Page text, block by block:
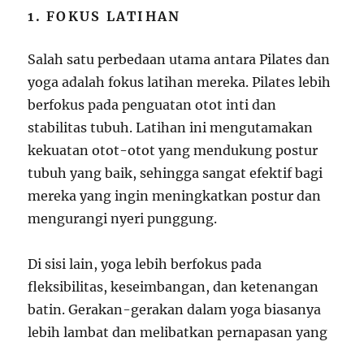
1. FOKUS LATIHAN
Salah satu perbedaan utama antara Pilates dan
yoga adalah fokus latihan mereka. Pilates lebih
berfokus pada penguatan otot inti dan
stabilitas tubuh. Latihan ini mengutamakan
kekuatan otot-otot yang mendukung postur
tubuh yang baik, sehingga sangat efektif bagi
mereka yang ingin meningkatkan postur dan
mengurangi nyeri punggung.
Di sisi lain, yoga lebih berfokus pada
fleksibilitas, keseimbangan, dan ketenangan
batin. Gerakan-gerakan dalam yoga biasanya
lebih lambat dan melibatkan pernapasan yang